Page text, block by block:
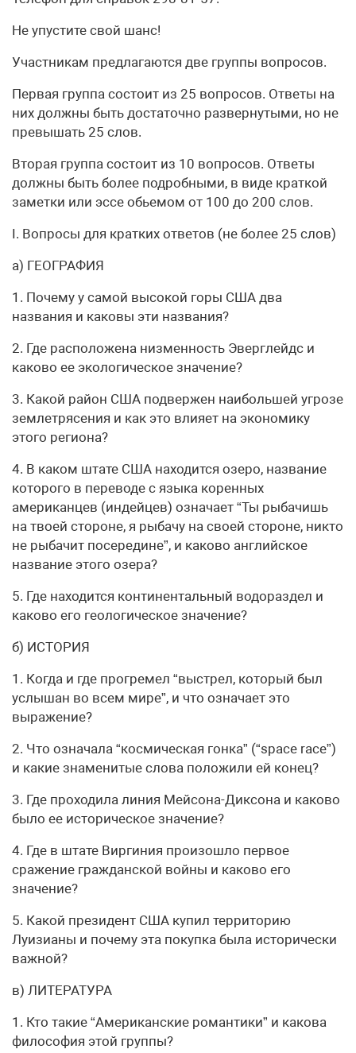
Не упустите свой шанс!
Участникам предлагаются две группы вопросов.
Первая группа состоит из 25 вопросов. Ответы на
них должны быть достаточно развернутыми, но не
превышать 25 слов.
Вторая группа состоит из 10 вопросов. Ответы
должны быть более подробными, в виде краткой
заметки или эссе обьемом от 100 до 200 слов.
I. Вопросы для кратких ответов (не более 25 слов)
а) ГЕОГРАФИЯ
1. Почему у самой высокой горы США два
названия и каковы эти названия?
2. Где расположена низменность Эверглейдс и
каково ее экологическое значение?
3. Какой район США подвержен наибольшей угрозе
землетрясения и как это влияет на экономику
этого региона?
4. В каком штате США находится озеро, название
которого в переводе с языка коренных
американцев (индейцев) означает “Ты рыбачишь
на твоей стороне, я рыбачу на своей стороне, никто
не рыбачит посередине”, и каково английское
название этого озера?
5. Где находится континентальный водораздел и
каково его геологическое значение?
б) ИСТОРИЯ
1. Когда и где прогремел “выстрел, который был
услышан во всем мире”, и что означает это
выражение?
2. Что означала “космическая гонка” (“space race”)
и какие знаменитые слова положили ей конец?
3. Где проходила линия Мейсона-Диксона и каково
было ее историческое значение?
4. Где в штате Виргиния произошло первое
сражение гражданской войны и каково его
значение?
5. Какой президент США купил территорию
Луизианы и почему эта покупка была исторически
важной?
в) ЛИТЕРАТУРА
1. Кто такие “Американские романтики” и какова
философия этой группы?